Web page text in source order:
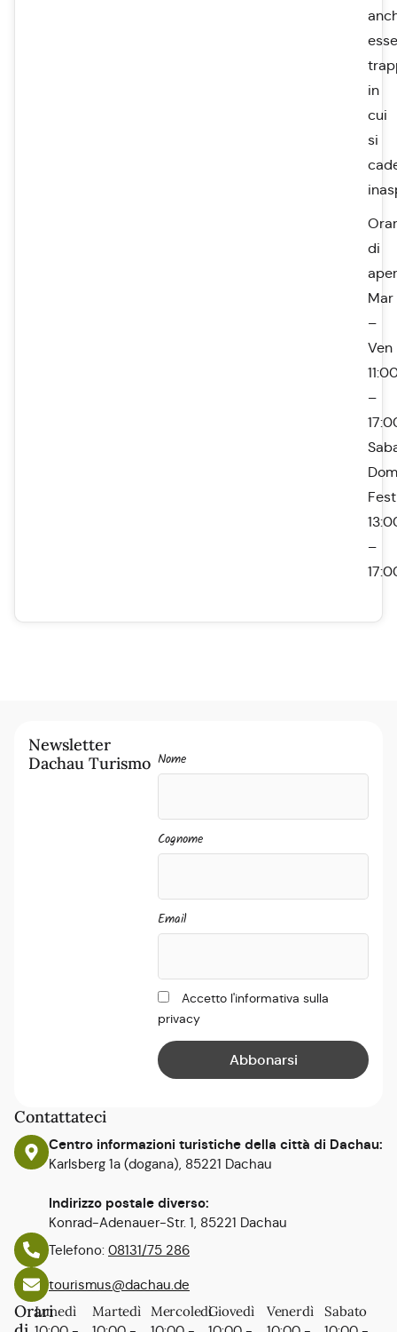
in
cui
si
di
Mar
–
Ven
–
–
Contattateci
Centro informazioni turistiche della città di Dachau:
Karlsberg 1a (dogana), 85221 Dachau
Indirizzo postale diverso:
Konrad-Adenauer-Str. 1, 85221 Dachau
Telefono: 08131/75 286
tourismus@dachau.de
OrariLunedì
Martedì MercoledìGiovedì
Venerdì
Sabato
Newsletter
Dachau Turismo Nome
Cognome
Email
Accetto l'informativa sulla
privacy